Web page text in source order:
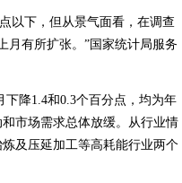
以下，但从景气面看，在调查
月有所扩张。”国家统计局服务
下降1.4和0.3个百分点，均为年
市场需求总体放缓。从行业情
及压延加工等高耗能行业两个